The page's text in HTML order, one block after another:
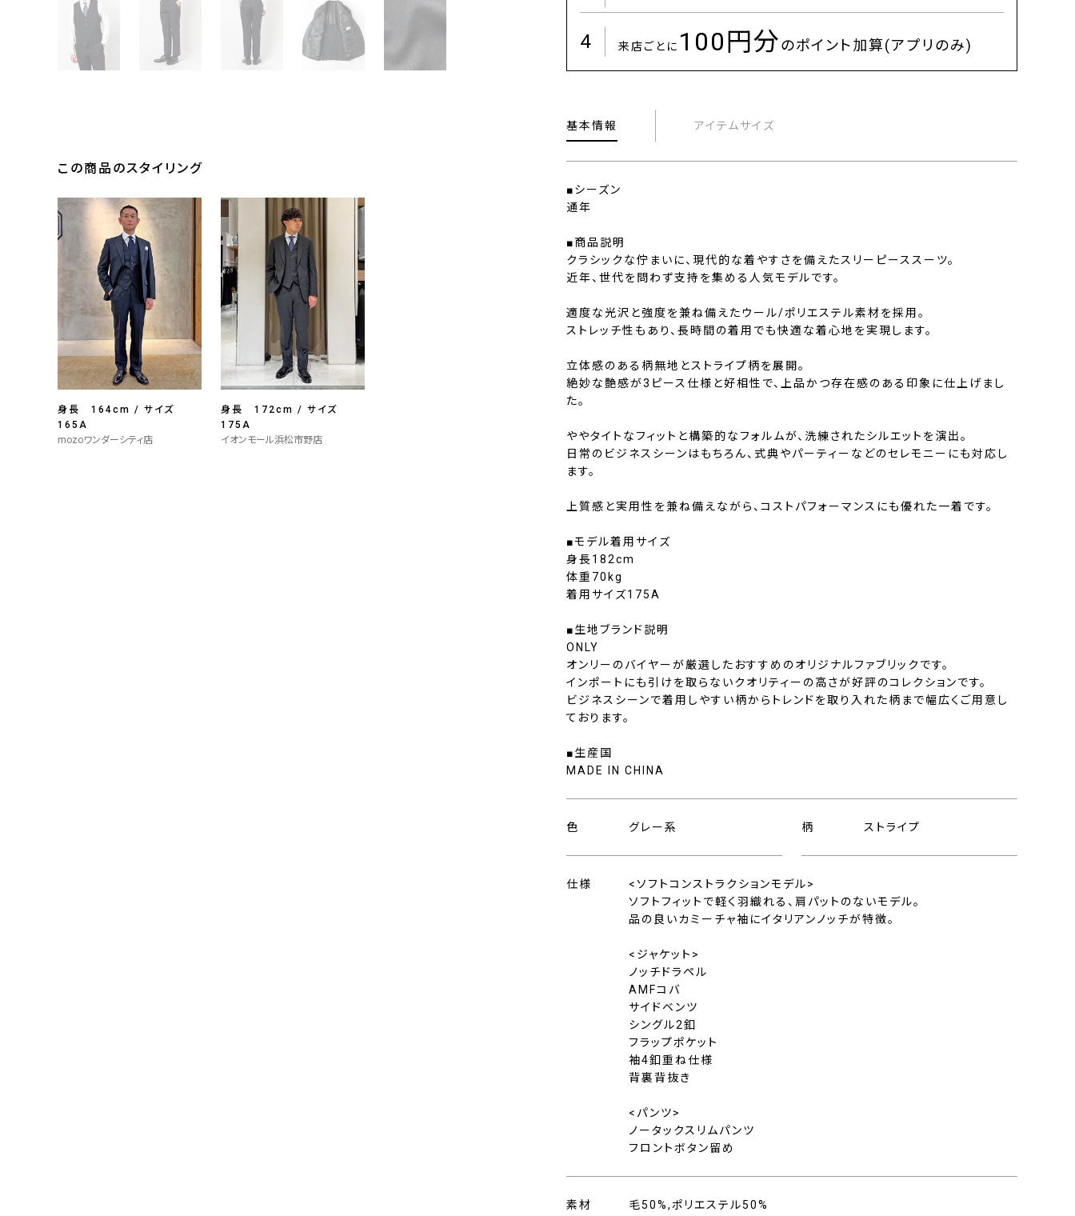
4 来店ごとに 100円分のポイント加算(アプリのみ)
基本情報 アイテムサイズ
■シーズン
通年
■商品説明
クラシックな佇まいに、現代的な着やすさを備えたスリーピーススーツ。
近年、世代を問わず支持を集める人気モデルです。
適度な光沢と強度を兼ね備えたウール/ポリエステル素材を採用。
ストレッチ性もあり、長時間の着用でも快適な着心地を実現します。
立体感のある柄無地とストライプ柄を展開。
絶妙な艶感が3ピース仕様と好相性で、上品かつ存在感のある印象に仕上げまし
た。
ややタイトなフィットと構築的なフォルムが、洗練されたシルエットを演出。
日常のビジネスシーンはもちろん、式典やパーティーなどのセレモニーにも対応し
ます。
上質感と実用性を兼ね備えながら、コストパフォーマンスにも優れた一着です。
■モデル着用サイズ
身長182cm
体重70kg
着用サイズ175A
■生地ブランド説明
ONLY
オンリーのバイヤーが厳選したおすすめのオリジナルファブリックです。
インポートにも引けを取らないクオリティーの高さが好評のコレクションです。
ビジネスシーンで着用しやすい柄からトレンドを取り入れた柄まで幅広くご用意し
ております。
■生産国
MADE IN CHINA
色 グレー系 柄 ストライプ
仕様
<ソフトコンストラクションモデル>
ソフトフィットで軽く羽織れる、肩パットのないモデル。
品の良いカミーチャ袖にイタリアンノッチが特徴。
<ジャケット>
ノッチドラペル
AMFコバ
サイドベンツ
シングル2釦
フラップポケット
袖4釦重ね仕様
背裏背抜き
<パンツ>
ノータックスリムパンツ
フロントボタン留め
素材 毛50%,ポリエステル50%
この商品のスタイリング
身長 164cm / サイズ
165A
mozoワンダーシティ店
身長 172cm / サイズ
175A
イオンモール浜松市野店